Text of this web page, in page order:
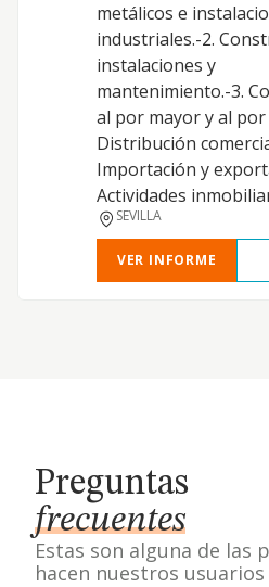
metálicos e
industriales.-2.
instalaciones y
mantenimiento.-3.
al por mayor y al
Distribución
Importación y
Actividades
SEVILLA
VER INFORME
Preguntas
frecuentes
Estas son alguna de las
hacen nuestros usuarios